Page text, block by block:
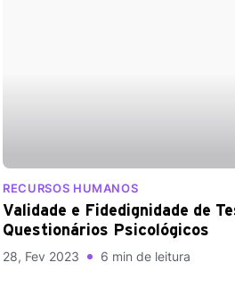
RECURSOS HUMANOS
Validade e Fidedignidade de
Questionários Psicológicos
28, Fev 2023 6 min de leitura